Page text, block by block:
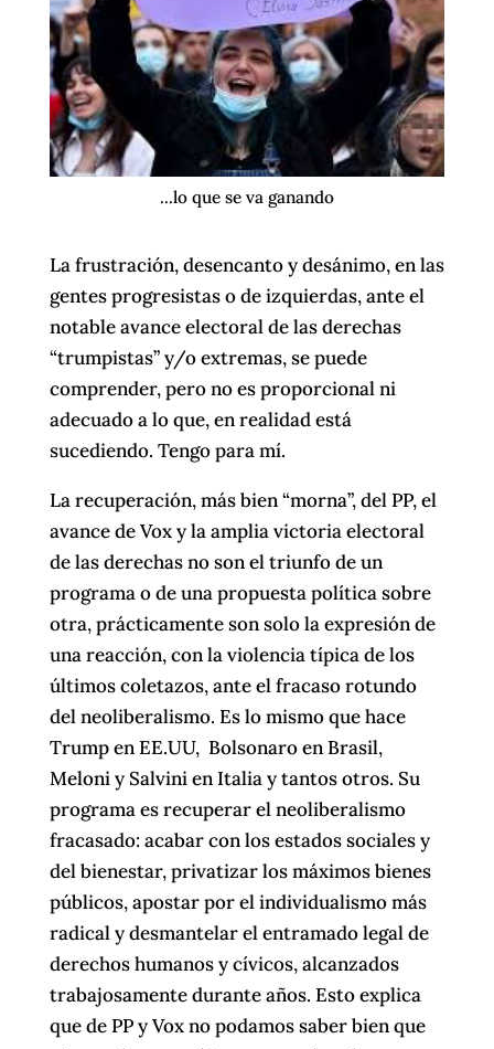
...lo que se va ganando
La frustración, desencanto y desánimo, en las
gentes progresistas o de izquierdas, ante el
notable avance electoral de las derechas
“trumpistas” y/o extremas, se puede
comprender, pero no es proporcional ni
adecuado a lo que, en realidad está
sucediendo. Tengo para mí.
La recuperación, más bien “morna”, del PP, el
avance de Vox y la amplia victoria electoral
de las derechas no son el triunfo de un
programa o de una propuesta política sobre
otra, prácticamente son solo la expresión de
una reacción, con la violencia típica de los
últimos coletazos, ante el fracaso rotundo
del neoliberalismo. Es lo mismo que hace
Trump en EE.UU, Bolsonaro en Brasil,
Meloni y Salvini en Italia y tantos otros. Su
programa es recuperar el neoliberalismo
fracasado: acabar con los estados sociales y
del bienestar, privatizar los máximos bienes
públicos, apostar por el individualismo más
radical y desmantelar el entramado legal de
derechos humanos y cívicos, alcanzados
trabajosamente durante años. Esto explica
que de PP y Vox no podamos saber bien que